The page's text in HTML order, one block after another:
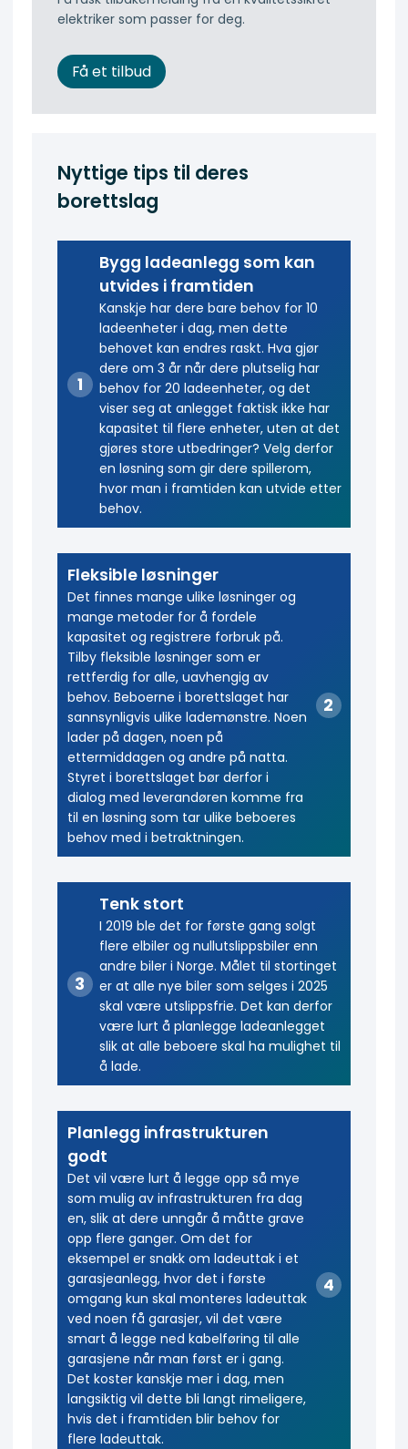
elektriker som passer for deg.
Få et tilbud
Nyttige tips til deres
borettslag
Bygg ladeanlegg som kan
utvides i framtiden
Kanskje har dere bare behov for 10
ladeenheter i dag, men dette
behovet kan endres raskt. Hva gjør
dere om 3 år når dere plutselig har
behov for 20 ladeenheter, og det
viser seg at anlegget faktisk ikke har
kapasitet til flere enheter, uten at det
gjøres store utbedringer? Velg derfor
en løsning som gir dere spillerom,
hvor man i framtiden kan utvide etter
behov.
Fleksible løsninger
Det finnes mange ulike løsninger og
mange metoder for å fordele
kapasitet og registrere forbruk på.
Tilby fleksible løsninger som er
rettferdig for alle, uavhengig av
behov. Beboerne i borettslaget har
sannsynligvis ulike lademønstre. Noen
lader på dagen, noen på
ettermiddagen og andre på natta.
Styret i borettslaget bør derfor i
dialog med leverandøren komme fra
til en løsning som tar ulike beboeres
behov med i betraktningen.
Tenk stort
I 2019 ble det for første gang solgt
flere elbiler og nullutslippsbiler enn
andre biler i Norge. Målet til stortinget
er at alle nye biler som selges i 2025
skal være utslippsfrie. Det kan derfor
være lurt å planlegge ladeanlegget
slik at alle beboere skal ha mulighet til
å lade.
Planlegg infrastrukturen
godt
Det vil være lurt å legge opp så mye
som mulig av infrastrukturen fra dag
en, slik at dere unngår å måtte grave
opp flere ganger. Om det for
eksempel er snakk om ladeuttak i et
garasjeanlegg, hvor det i første
omgang kun skal monteres ladeuttak
ved noen få garasjer, vil det være
smart å legge ned kabelføring til alle
garasjene når man først er i gang.
Det koster kanskje mer i dag, men
langsiktig vil dette bli langt rimeligere,
hvis det i framtiden blir behov for
flere ladeuttak.